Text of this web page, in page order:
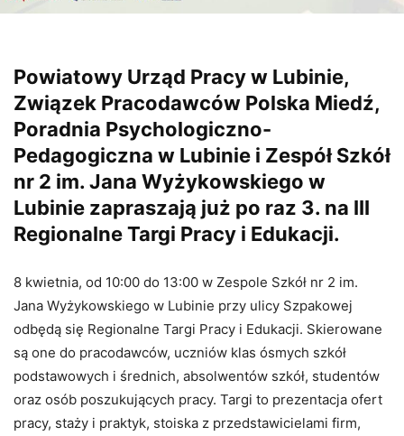
Powiatowy Urząd Pracy w Lubinie,
Związek Pracodawców Polska Miedź,
Poradnia Psychologiczno-
Pedagogiczna w Lubinie i Zespół Szkół
nr 2 im. Jana Wyżykowskiego w
Lubinie zapraszają już po raz 3. na III
Regionalne Targi Pracy i Edukacji.
8 kwietnia, od 10:00 do 13:00 w Zespole Szkół nr 2 im.
Jana Wyżykowskiego w Lubinie przy ulicy Szpakowej
odbędą się Regionalne Targi Pracy i Edukacji. Skierowane
są one do pracodawców, uczniów klas ósmych szkół
podstawowych i średnich, absolwentów szkół, studentów
oraz osób poszukujących pracy. Targi to prezentacja ofert
pracy, staży i praktyk, stoiska z przedstawicielami firm,